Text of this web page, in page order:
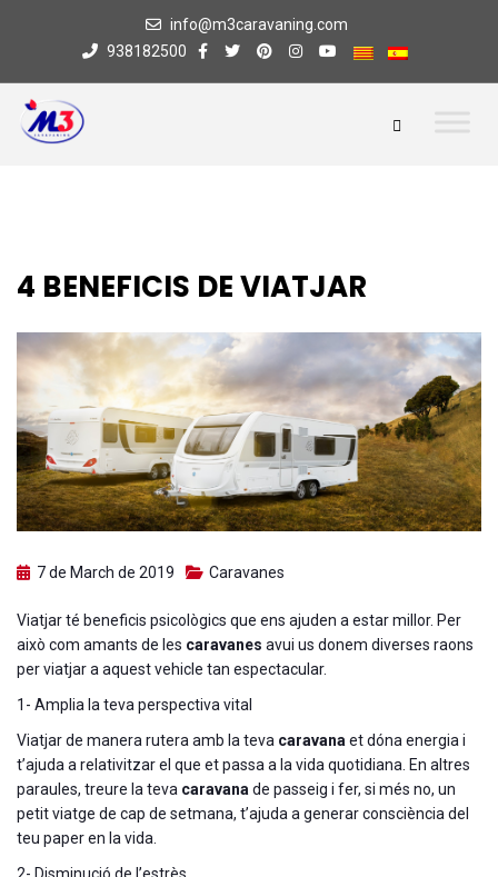
info@m3caravaning.com
938182500
4 BENEFICIS DE VIATJAR
7 de March de 2019 Caravanes
Viatjar té beneficis psicològics que ens ajuden a estar millor. Per
això com amants de les caravanes avui us donem diverses raons
per viatjar a aquest vehicle tan espectacular.
1- Amplia la teva perspectiva vital
Viatjar de manera rutera amb la teva caravana et dóna energia i
t’ajuda a relativitzar el que et passa a la vida quotidiana. En altres
paraules, treure la teva caravana de passeig i fer, si més no, un
petit viatge de cap de setmana, t’ajuda a generar consciència del
teu paper en la vida.